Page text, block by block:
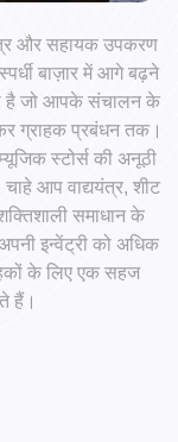
और सहायक उपकरण
बाज़ार में आगे बढ़ने
है जो आपके संचालन के
ग्राहक प्रबंधन तक।
स्टोर्स की अनूठी
आप वाद्ययंत्र, शीट
समाधान के
इन्वेंट्री को अधिक
के लिए एक सहज
हैं।